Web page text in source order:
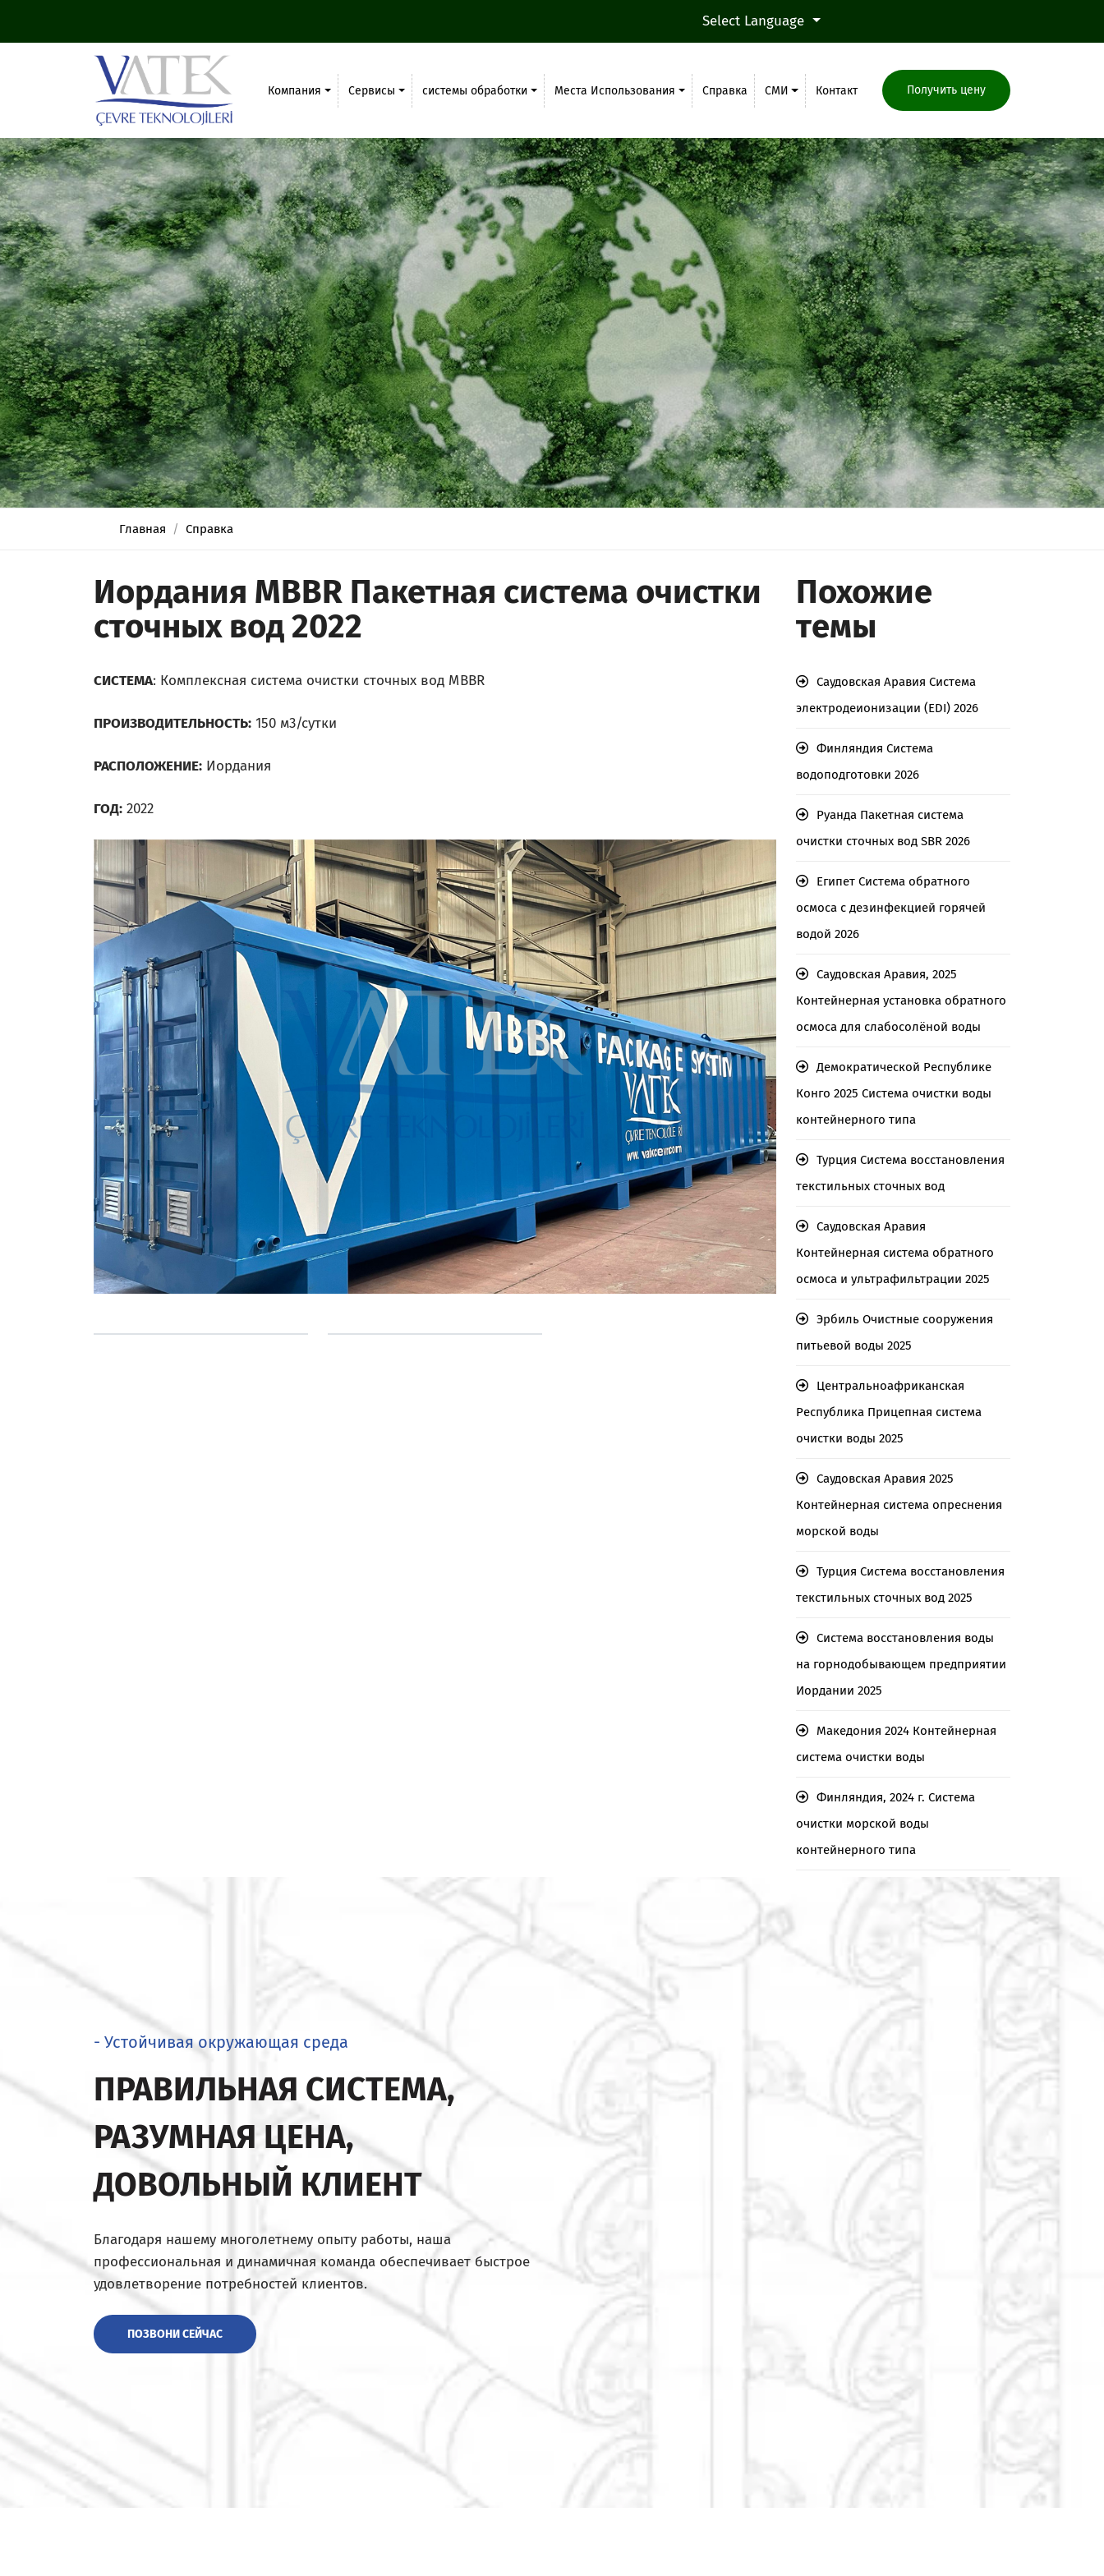
Select Language
Компания Сервисы системы обработки Места Использования Справка СМИ Контакт Получить цену
Главная Справка
Иордания MBBR Пакетная система очистки
сточных вод 2022
СИСТЕМА: Комплексная система очистки сточных вод MBBR
ПРОИЗВОДИТЕЛЬНОСТЬ: 150 м3/сутки
РАСПОЛОЖЕНИЕ: Иордания
ГОД: 2022
Похожие
темы
Саудовская Аравия Система
электродеионизации (EDI) 2026
Финляндия Система
водоподготовки 2026
Руанда Пакетная система
очистки сточных вод SBR 2026
Египет Система обратного
осмоса с дезинфекцией горячей
водой 2026
Саудовская Аравия, 2025
Контейнерная установка обратного
осмоса для слабосолёной воды
Демократической Республике
Конго 2025 Система очистки воды
контейнерного типа
Турция Система восстановления
текстильных сточных вод
Саудовская Аравия
Контейнерная система обратного
осмоса и ультрафильтрации 2025
Эрбиль Очистные сооружения
питьевой воды 2025
Центральноафриканская
Республика Прицепная система
очистки воды 2025
Саудовская Аравия 2025
Контейнерная система опреснения
морской воды
Турция Система восстановления
текстильных сточных вод 2025
Система восстановления воды
на горнодобывающем предприятии
Иордании 2025
Македония 2024 Контейнерная
система очистки воды
Финляндия, 2024 г. Система
очистки морской воды
контейнерного типа
- Устойчивая окружающая среда
ПРАВИЛЬНАЯ СИСТЕМА,
РАЗУМНАЯ ЦЕНА,
ДОВОЛЬНЫЙ КЛИЕНТ
Благодаря нашему многолетнему опыту работы, наша
профессиональная и динамичная команда обеспечивает быстрое
удовлетворение потребностей клиентов.
ПОЗВОНИ СЕЙЧАС